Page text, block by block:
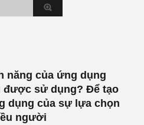
năng của ứng dụng
sử dụng? Để tạo
dụng của sự lựa chọn
người